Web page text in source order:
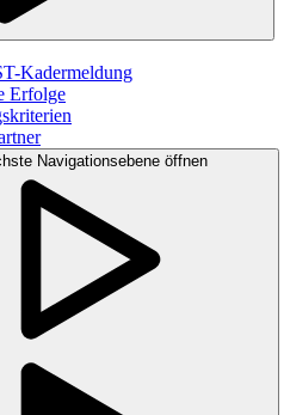
Kadermeldung
Erfolge
Navigationsebene öffnen